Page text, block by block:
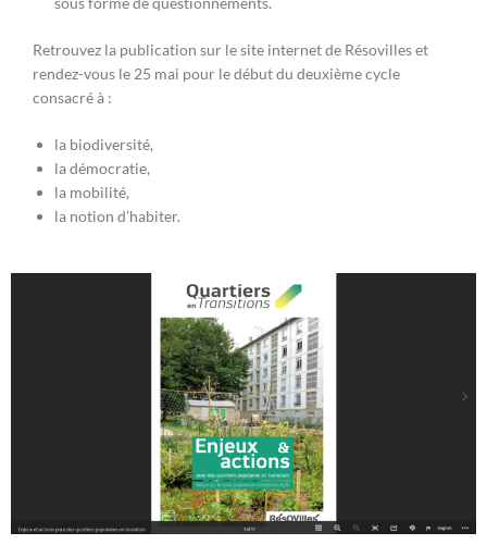
Retrouvez la publication sur le site internet de Résovilles et
rendez-vous le 25 mai pour le début du deuxième cycle
consacré à :
la biodiversité,
la démocratie,
la mobilité,
la notion d’habiter.